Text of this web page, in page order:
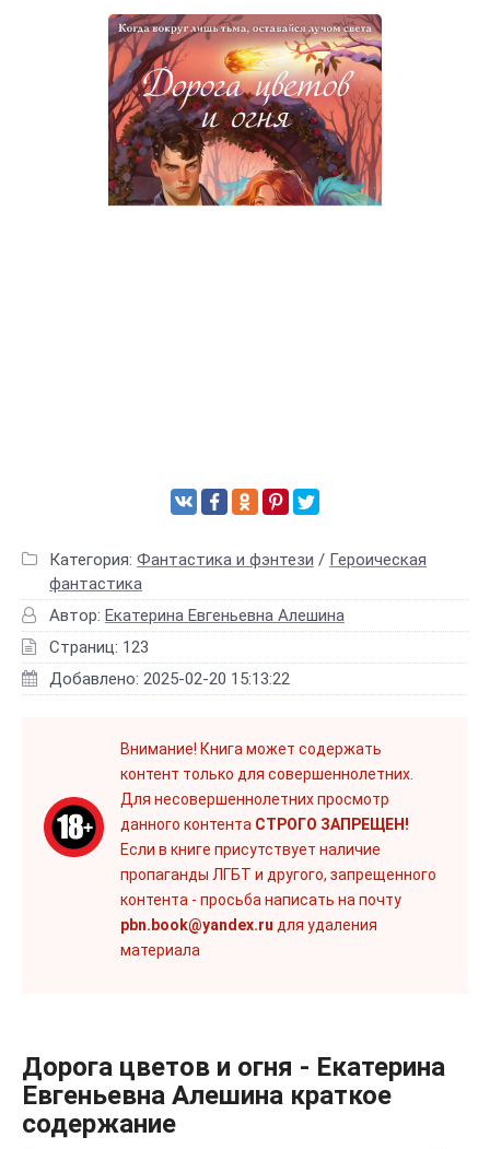
Категория: Фантастика и фэнтези / Героическая
фантастика
Автор: Екатерина Евгеньевна Алешина
Страниц: 123
Добавлено: 2025-02-20 15:13:22
Внимание! Книга может содержать
контент только для совершеннолетних.
Для несовершеннолетних просмотр
данного контента СТРОГО ЗАПРЕЩЕН!
Если в книге присутствует наличие
пропаганды ЛГБТ и другого, запрещенного
контента - просьба написать на почту
pbn.book@yandex.ru для удаления
материала
Дорога цветов и огня - Екатерина
Евгеньевна Алешина краткое
содержание